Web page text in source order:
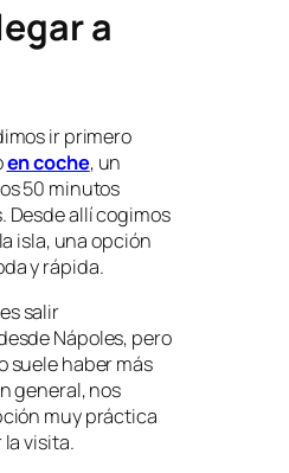
a
ir primero
en coche, un
50 minutos
Desde allí cogimos
isla, una opción
y rápida.
salir
Nápoles, pero
suele haber más
general, nos
muy práctica
visita.